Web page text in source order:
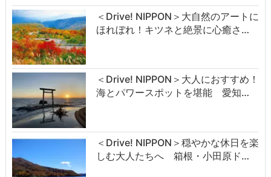
＜Drive! NIPPON＞大自然のアートに
ほれぼれ！キツネと絶景に心癒さ…
＜Drive! NIPPON＞大人におすすめ！
海とパワースポットを堪能 愛知…
＜Drive! NIPPON＞穏やかな休日を楽
しむ大人たちへ 箱根・小田原ド…